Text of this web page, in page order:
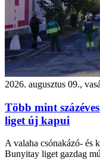
2026. augusztus 09.,
Több mint
liget új kapui
A valaha csónakázó- és
Bunyitay liget gazdag